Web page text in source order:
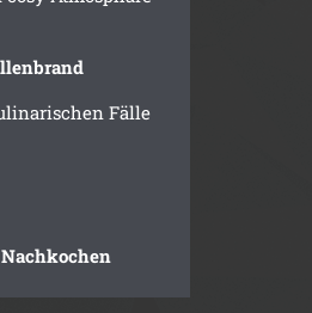
Fälle